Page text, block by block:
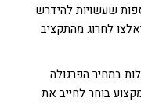
שעשויות להידרש
לחרוג מהתקציב
במחיר הפרגולה
בוחר לחייב את